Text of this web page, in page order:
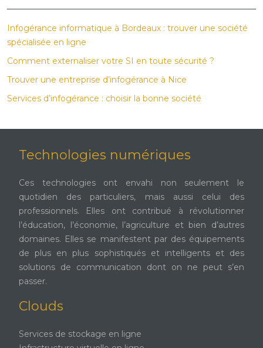
Infogérance informatique à Bordeaux : trouver une société
spécialisée en ligne
Comment externaliser votre SI en toute sécurité ?
Trouver une entreprise d’infogérance à Nice
Services d’infogérance : choisir la bonne société
Technologies numériques
Ces technologies ont envahi non seulement le
quotidien des particuliers, mais aussi celui des
professionnels. Elles ont contribué à révolutionner
l’éducation, l’économie, l’agriculture et bien d’autres
domaines. Elles se manifestent par des équipements
de plus en plus sophistiqués et intelligents et des
solutions de communication dont on ne peut s’en
passer.
Clouds
Services de stockage en ligne